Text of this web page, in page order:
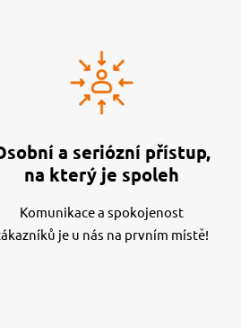
a seriózní přístup,
na který je spoleh
Komunikace a spokojenost
je u nás na prvním místě!